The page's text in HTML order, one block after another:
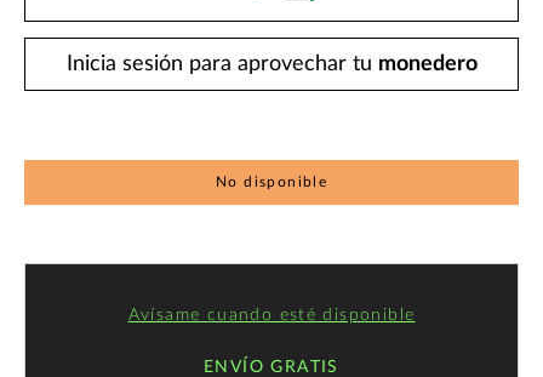
Inicia sesión para aprovechar tu monedero
No disponible
Avísame cuando esté disponible
ENVÍO GRATIS